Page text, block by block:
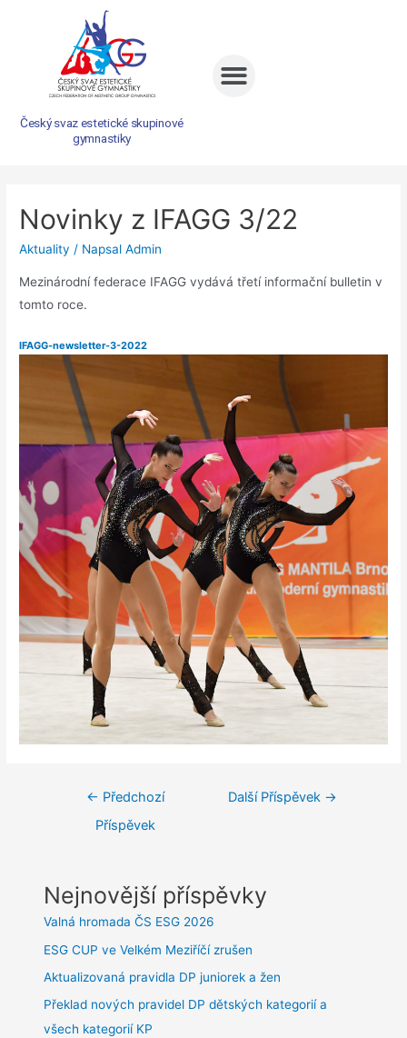
Český svaz estetické skupinové
gymnastiky
Novinky z IFAGG 3/22
Aktuality / NapsalAdmin
Mezinárodní federace IFAGG vydává třetí informační bulletin v
tomto roce.
IFAGG-newsletter-3-2022
← Předchozí
Příspěvek
Další Příspěvek →
Nejnovější příspěvky
Valná hromada ČS ESG 2026
ESG CUP ve Velkém Meziříčí zrušen
Aktualizovaná pravidla DP juniorek a žen
Překlad nových pravidel DP dětských kategorií a
všech kategorií KP